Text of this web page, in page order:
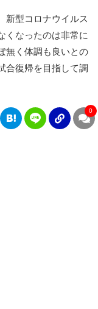
新型コロナウイルス
くなったのは非常に
無く体調も良いとの
合復帰を目指して調
0